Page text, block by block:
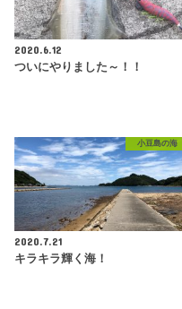
2020.6.12
ついにやりました～！！
小豆島の海
2020.7.21
キラキラ輝く海！